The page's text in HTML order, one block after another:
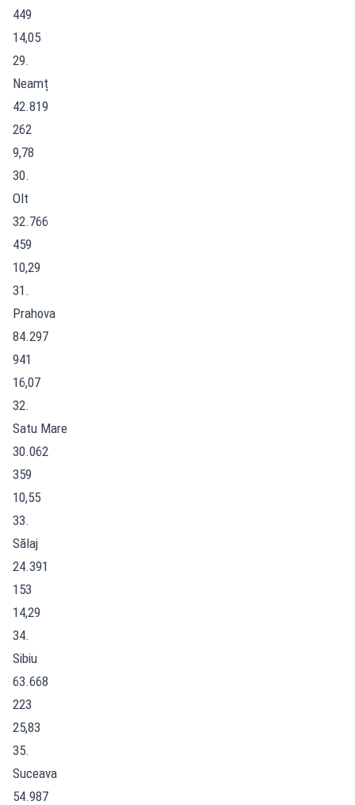
449
14,05
29.
Neamț
42.819
262
9,78
30.
Olt
32.766
459
10,29
31.
Prahova
84.297
941
16,07
32.
Satu Mare
30.062
359
10,55
33.
Sălaj
24.391
153
14,29
34.
Sibiu
63.668
223
25,83
35.
Suceava
54.987